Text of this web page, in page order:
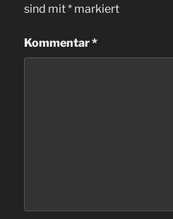
sind mit* markiert
Kommentar*